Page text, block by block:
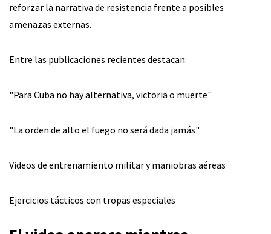
reforzar la narrativa de resistencia frente a posibles
amenazas externas.
Entre las publicaciones recientes destacan:
"Para Cuba no hay alternativa, victoria o muerte"
"La orden de alto el fuego no será dada jamás"
Videos de entrenamiento militar y maniobras aéreas
Ejercicios tácticos con tropas especiales